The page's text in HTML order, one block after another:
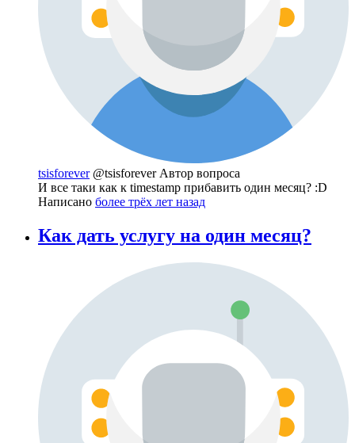
tsisforever @tsisforever Автор вопроса
И все таки как к timestamp прибавить один месяц? :D
Написано более трёх лет назад
Как дать услугу на один месяц?